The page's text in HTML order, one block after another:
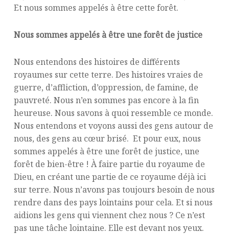
Et nous sommes appelés à être cette forêt.
Nous sommes appelés à être une forêt de justice
Nous entendons des histoires de différents
royaumes sur cette terre. Des histoires vraies de
guerre, d’affliction, d’oppression, de famine, de
pauvreté. Nous n’en sommes pas encore à la fin
heureuse. Nous savons à quoi ressemble ce monde.
Nous entendons et voyons aussi des gens autour de
nous, des gens au cœur brisé. Et pour eux, nous
sommes appelés à être une forêt de justice, une
forêt de bien-être ! À faire partie du royaume de
Dieu, en créant une partie de ce royaume déjà ici
sur terre. Nous n’avons pas toujours besoin de nous
rendre dans des pays lointains pour cela. Et si nous
aidions les gens qui viennent chez nous ? Ce n’est
pas une tâche lointaine. Elle est devant nos yeux.